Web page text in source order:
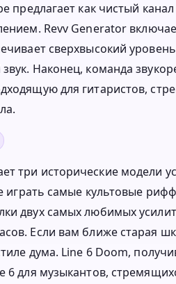
предлагает как чистый
Revv Generator
сверхвысокий
Наконец, команда
для гитаристов,
три исторические модели
играть самые культовые
двух самых любимых
Если вам ближе старая
дума. Line 6 Doom,
6 для музыкантов,